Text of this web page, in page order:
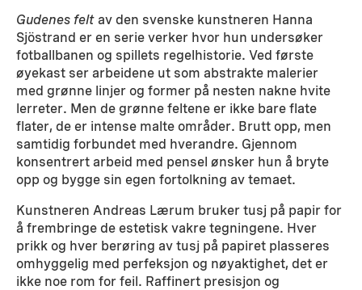
Gudenes felt av den svenske kunstneren Hanna
Sjöstrand er en serie verker hvor hun undersøker
fotballbanen og spillets regelhistorie. Ved første
øyekast ser arbeidene ut som abstrakte malerier
med grønne linjer og former på nesten nakne hvite
lerreter. Men de grønne feltene er ikke bare flate
flater, de er intense malte områder. Brutt opp, men
samtidig forbundet med hverandre. Gjennom
konsentrert arbeid med pensel ønsker hun å bryte
opp og bygge sin egen fortolkning av temaet.
Kunstneren Andreas Lærum bruker tusj på papir for
å frembringe de estetisk vakre tegningene. Hver
prikk og hver berøring av tusj på papiret plasseres
omhyggelig med perfeksjon og nøyaktighet, det er
ikke noe rom for feil. Raffinert presisjon og